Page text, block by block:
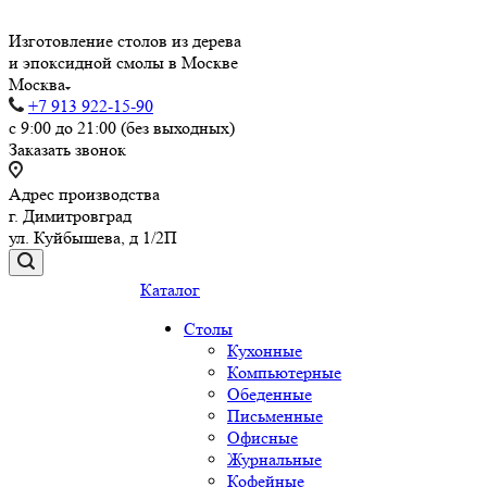
Изготовление столов из дерева
и эпоксидной смолы в Москве
Москва
+7 913 922-15-90
с 9:00 до 21:00 (без выходных)
Заказать звонок
Адрес производства
г. Димитровград
ул. Куйбышева, д 1/2П
Каталог
Столы
Кухонные
Компьютерные
Обеденные
Письменные
Офисные
Журнальные
Кофейные